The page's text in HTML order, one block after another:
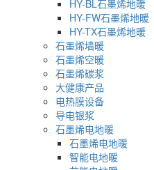
HY-BL石墨烯地暖
HY-FW石墨烯地暖
HY-TX石墨烯地暖
石墨烯墙暖
石墨烯空暖
石墨烯碳浆
大健康产品
电热膜设备
导电银浆
石墨烯电地暖
石墨烯电地暖
智能电地暖